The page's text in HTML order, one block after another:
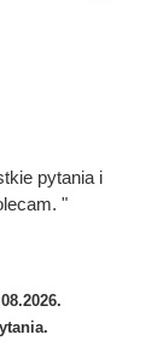
pytania i
"